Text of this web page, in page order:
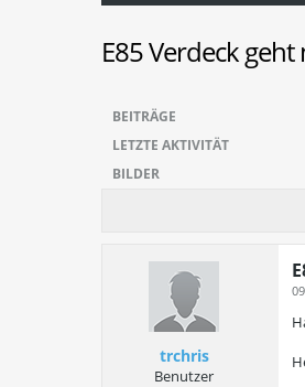
E85 Verdeck
BEITRÄGE
LETZTE AKTIVITÄT
BILDER
trchris
Benutzer